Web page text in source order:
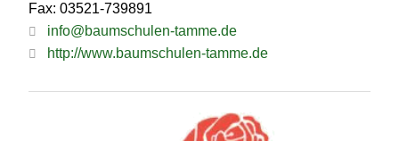
Fax: 03521-739891
info@baumschulen-tamme.de
http://www.baumschulen-tamme.de